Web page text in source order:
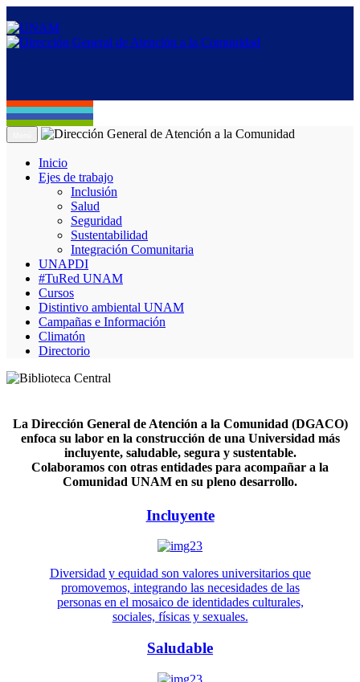
Inicio
Ejes de trabajo
Inclusión
Salud
Seguridad
Sustentabilidad
Integración Comunitaria
UNAPDI
#TuRed UNAM
Cursos
Distintivo ambiental UNAM
Campañas e Información
Climatón
Directorio
La Dirección General de Atención a la Comunidad (DGACO)
enfoca su labor en la construcción de una Universidad más
incluyente, saludable, segura y sustentable.
Colaboramos con otras entidades para acompañar a la
Comunidad UNAM en su pleno desarrollo.
Incluyente
Diversidad y equidad son valores universitarios que
promovemos, integrando las necesidades de las
personas en el mosaico de identidades culturales,
sociales, físicas y sexuales.
Saludable